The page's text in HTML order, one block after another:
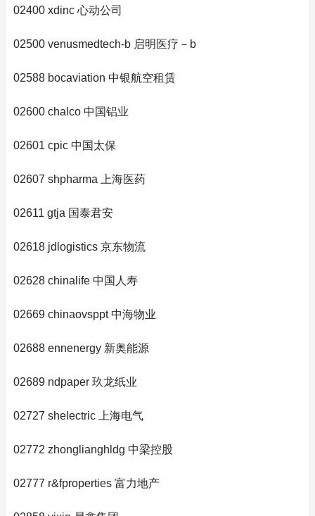
02400 xdinc 心动公司
02500 venusmedtech-b 启明医疗－b
02588 bocaviation 中银航空租赁
02600 chalco 中国铝业
02601 cpic 中国太保
02607 shpharma 上海医药
02611 gtja 国泰君安
02618 jdlogistics 京东物流
02628 chinalife 中国人寿
02669 chinaovsppt 中海物业
02688 ennenergy 新奥能源
02689 ndpaper 玖龙纸业
02727 shelectric 上海电气
02772 zhonglianghldg 中梁控股
02777 r&fproperties 富力地产